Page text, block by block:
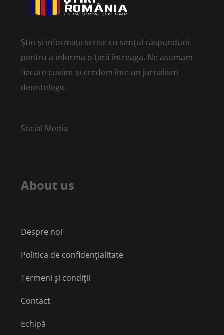
Știri și informații scrise cu simțul răspundurii
pentru a informa o țară întreagă. Ne asumăm
fiecare cuvânt și credem într-un jurnalism
deontologic.
Social Media
About us
Despre noi
Politica de confidențialitate
Termeni și condiții
Contact
Echipă